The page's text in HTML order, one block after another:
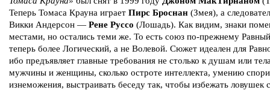
Теперь Томаса Крауна играет Пирс Броснан (Змея), а
Викки Андерсон — Рене Руссо (Лошадь). Как видим, знаки
местами, но остались теми же. То есть союз по-прежнему
теперь более Логический, а не Волевой. Сюжет идеален для
ибо предъявляет главные требования не столько к душам или
мужчины и женщины, сколько остроте интеллекта, умению
изнеможения, выстраивать беседу так, чтобы избежать ловушек